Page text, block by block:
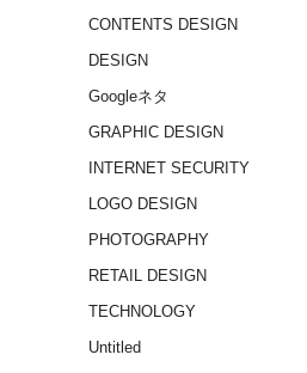
CONTENTS DESIGN
DESIGN
Googleネタ
GRAPHIC DESIGN
INTERNET SECURITY
LOGO DESIGN
PHOTOGRAPHY
RETAIL DESIGN
TECHNOLOGY
Untitled